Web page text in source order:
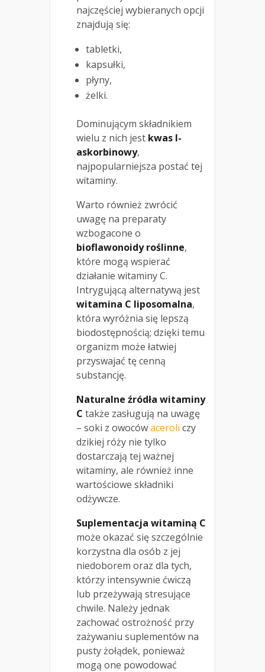
najczęściej wybieranych opcji
znajdują się:
tabletki,
kapsułki,
płyny,
żelki.
Dominującym składnikiem
wielu z nich jest kwas l-
askorbinowy,
najpopularniejsza postać tej
witaminy.
Warto również zwrócić
uwagę na preparaty
wzbogacone o
bioflawonoidy roślinne,
które mogą wspierać
działanie witaminy C.
Intrygującą alternatywą jest
witamina C liposomalna,
która wyróżnia się lepszą
biodostępnością; dzięki temu
organizm może łatwiej
przyswajać tę cenną
substancję.
Naturalne źródła witaminy
C także zasługują na uwagę
– soki z owocówaceroli czy
dzikiej róży nie tylko
dostarczają tej ważnej
witaminy, ale również inne
wartościowe składniki
odżywcze.
Suplementacja witaminą C
może okazać się szczególnie
korzystna dla osób z jej
niedoborem oraz dla tych,
którzy intensywnie ćwiczą
lub przeżywają stresujące
chwile. Należy jednak
zachować ostrożność przy
zażywaniu suplementów na
pusty żołądek, ponieważ
mogą one powodować